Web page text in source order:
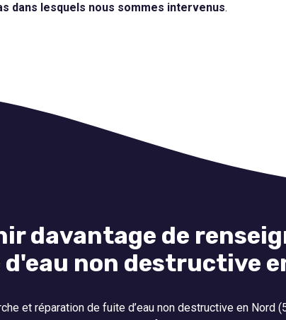
dans lesquels nous sommes intervenus.
davantage de
non destructive
et réparation de fuite d’eau non destructive en Nord